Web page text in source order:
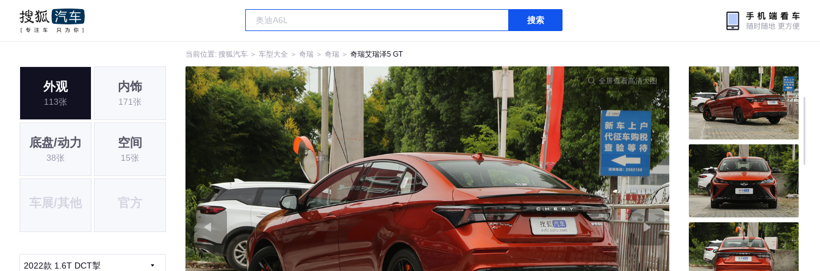
搜索
当前位置: 搜狐汽车 ＞ 车型大全 ＞ 奇瑞 ＞ 奇瑞 ＞ 奇瑞艾瑞泽5 GT
外观
113张
内饰
171张
底盘/动力
38张
空间
15张
车展/其他 官方
2022款 1.6T DCT掣
全屏查看高清大图